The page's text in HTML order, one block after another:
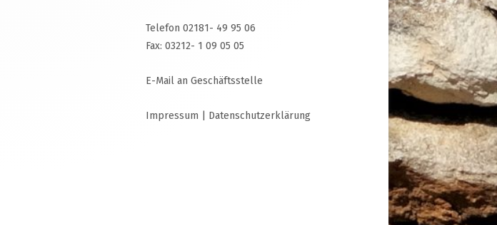
Telefon 02181- 49 95 06
Fax: 03212- 1 09 05 05
E-Mail an Geschäftsstelle
Impressum Datenschutzerklärung